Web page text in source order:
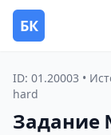
БК
ID: 01.20003 •
hard
Задание